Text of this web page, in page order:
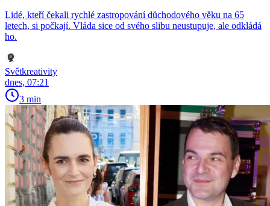
Lidé, kteří čekali rychlé zastropování důchodového věku na 65
letech, si počkají. Vláda sice od svého slibu neustupuje, ale odkládá
ho.
Světkreativity
dnes, 07:21
3 min